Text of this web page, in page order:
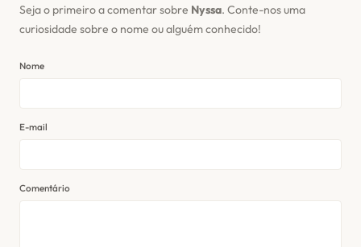
Seja o primeiro a comentar sobre Nyssa. Conte-nos uma
curiosidade sobre o nome ou alguém conhecido!
Nome
E-mail
Comentário